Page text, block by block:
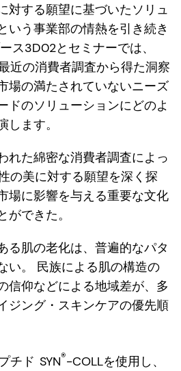
対する願望に基づいたソリュ
いう事業部の情熱を引き続き
ス3D02とセミナーでは、
近の消費者調査から得た洞察
場の満たされていないニーズ
ドのソリューションにどのよ
ます。
れた綿密な消費者調査によっ
の美に対する願望を深く探
場に影響を与える重要な文化
できた。
る肌の老化は、普遍的なパタ
い。 民族による肌の構造の
信仰などによる地域差が、多
ジング・スキンケアの優先順
チド SYN®-COLLを使用し、